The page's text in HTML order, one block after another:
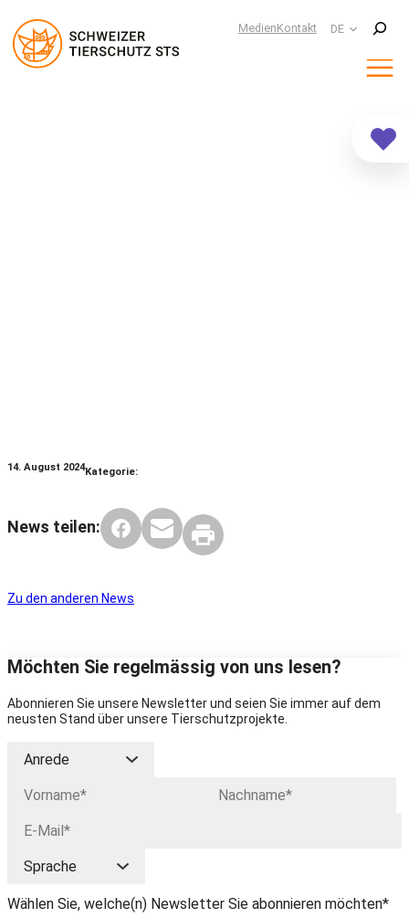
MedienKontakt DE
Suchen
14. August 2024Kategorie:
News teilen:
Zu den anderen News
Möchten Sie regelmässig von uns lesen?
Abonnieren Sie unsere Newsletter und seien Sie immer auf dem
neusten Stand über unsere Tierschutzprojekte.
Wählen Sie, welche(n) Newsletter Sie abonnieren möchten*